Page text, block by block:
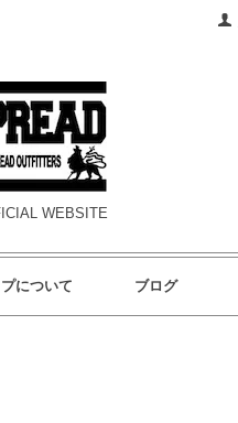
WEBSITE
について ブログ